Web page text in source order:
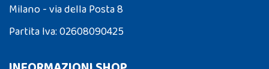
Milano - via della Posta 8
Partita Iva: 02608090425